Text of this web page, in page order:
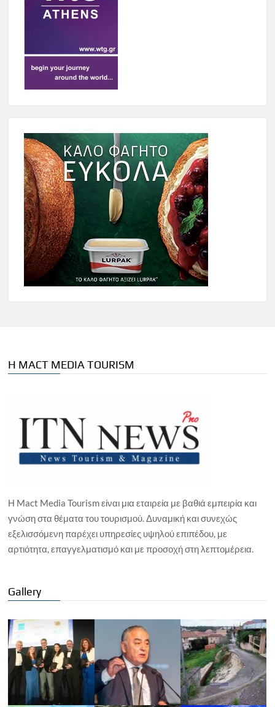
Η MACT MEDIA TOURISM
Η Mact Media Tourism είναι μια εταιρεία με βαθιά εμπειρία και
γνώση στα θέματα του τουρισμού. Δυναμική και συνεχώς
εξελισσόμενη παρέχει υπηρεσίες υψηλού επιπέδου, με
αρτιότητα, επαγγελματισμό και με προσοχή στη λεπτομέρεια.
Gallery